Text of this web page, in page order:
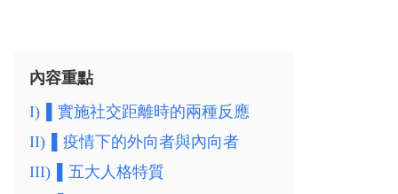
內容重點
I)
▌實施社交距離時的兩種反應
II)
▌疫情下的外向者與內向者
III)
▌五大人格特質